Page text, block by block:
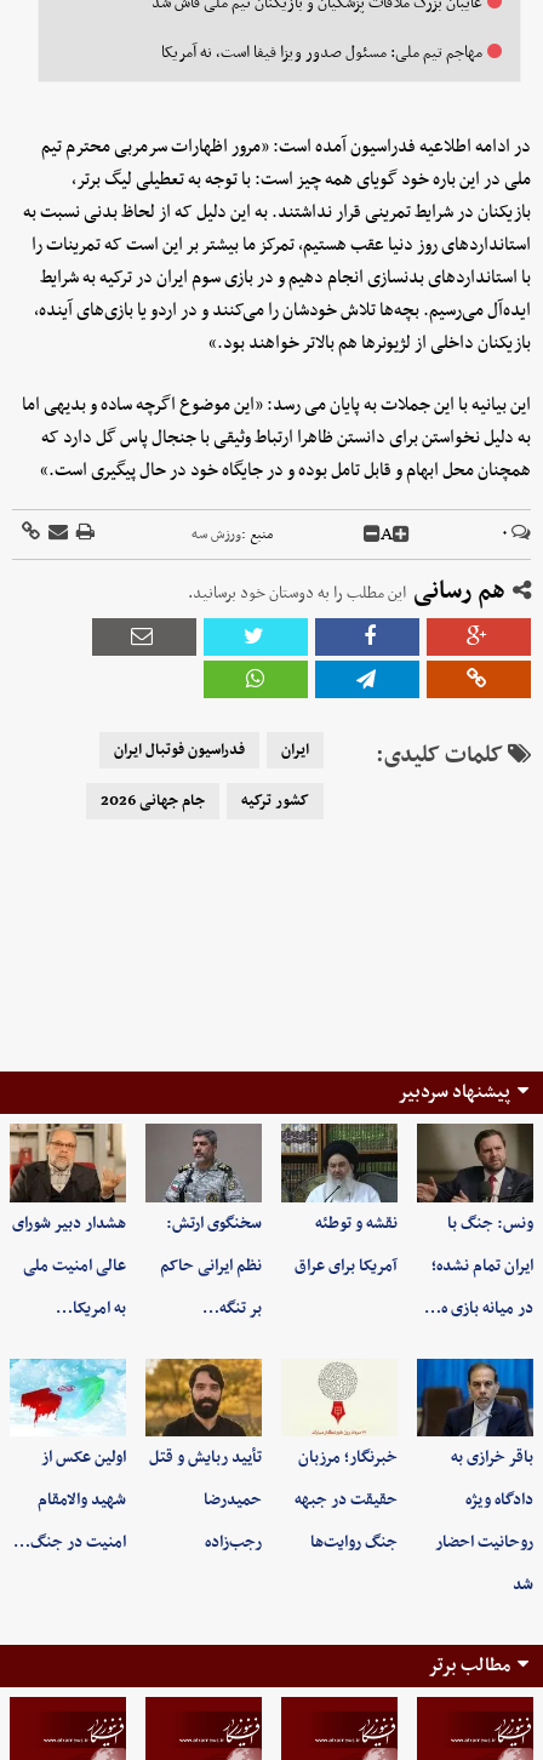
مهاجم تیم ملی: مسئول صدور ویزا فیفا است، نه آمریکا
در ادامه اطلاعیه فدراسیون آمده است: «مرور اظهارات سرمربی محترم تیم
ملی در این باره خود گویای همه چیز است: با توجه به تعطیلی لیگ برتر،
بازیکنان در شرایط تمرینی قرار نداشتند. به این دلیل که از لحاظ بدنی نسبت به
استانداردهای روز دنیا عقب هستیم، تمرکز ما بیشتر بر این است که تمرینات را
با استانداردهای بدنسازی انجام دهیم و در بازی سوم ایران در ترکیه به شرایط
ایده‌آل می‌رسیم. بچه‌ها تلاش خودشان را می‌کنند و در اردو یا بازی‌های آینده،
بازیکنان داخلی از لژیونرها هم بالاتر خواهند بود.»
این بیانیه با این جملات به پایان می رسد: «این موضوع اگرچه ساده و بدیهی اما
به دلیل نخواستن برای دانستن ظاهرا ارتباط وثیقی با جنجال پاس گل دارد که
همچنان محل ابهام و قابل تامل بوده و در جایگاه خود در حال پیگیری است.»
۰ A منبع :ورزش سه
هم رسانی این مطلب را به دوستان خود برسانید.
کلمات کلیدی: ایران
فدراسیون فوتبال ایران
کشور ترکیه
جام جهانی 2026
پیشنهاد سردبیر
ونس: جنگ با
ایران تمام نشده؛
در میانه بازی ه…
نقشه و توطئه
آمریکا برای عراق
سخنگوی ارتش:
نظم ایرانی حاکم
بر تنگه…
هشدار دبیر شورای
عالی امنیت ملی
به امریکا…
باقر خرازی به
دادگاه ویژه
روحانیت احضار
شد
خبرنگار؛ مرزبان
حقیقت در جبهه
جنگ روایت‌ها
تأیید ربایش و قتل
حمیدرضا
رجب‌زاده
اولین عکس از
شهید والامقام
امنیت در جنگ…
مطالب برتر